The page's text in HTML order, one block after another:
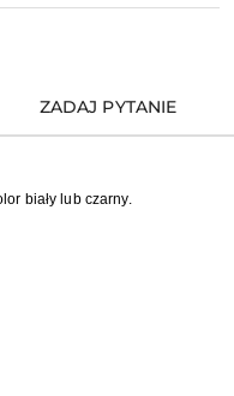
ZADAJ PYTANIE
biały lub czarny.